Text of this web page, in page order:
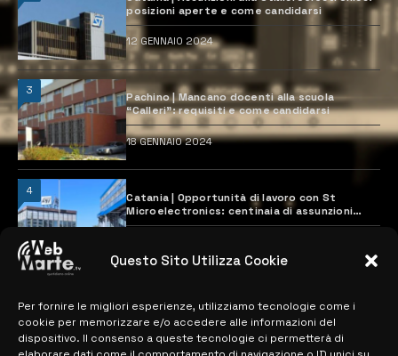
Questo Sito Utilizza Cookie
Per fornire le migliori esperienze, utilizziamo tecnologie come i
cookie per memorizzare e/o accedere alle informazioni del
dispositivo. Il consenso a queste tecnologie ci permetterà di
posizioni aperte e come candidarsi
12 GENNAIO 2024
3
Pachino | Mancano docenti alla scuola
“Calleri”: requisiti e come candidarsi
18 GENNAIO 2024
4
Catania | Opportunità di lavoro con St
Microelectronics: centinaia di assunzioni
previste
MAPPA DEL SITO